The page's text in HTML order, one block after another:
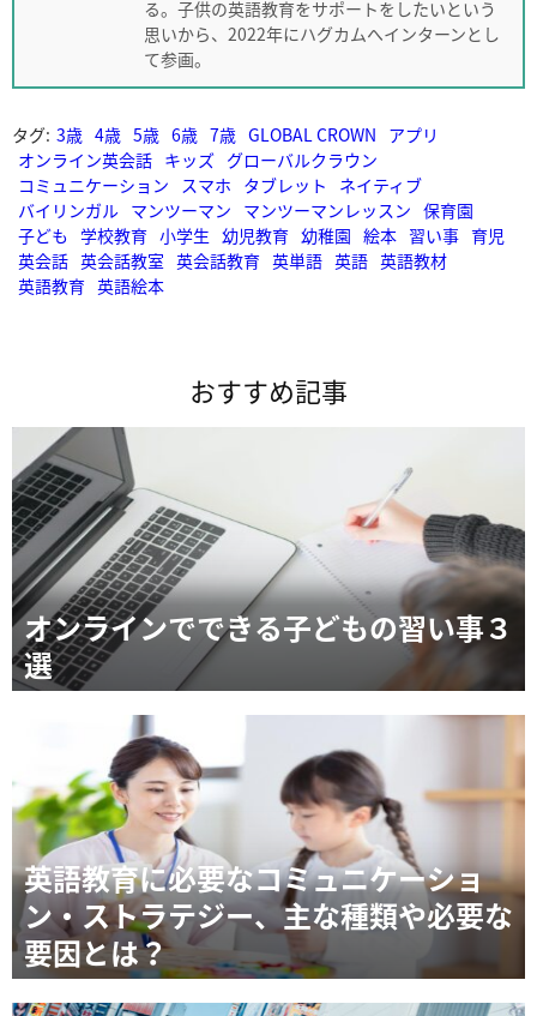
る。子供の英語教育をサポートをしたいという
思いから、2022年にハグカムへインターンとし
て参画。
タグ: 3歳 4歳 5歳 6歳 7歳 GLOBAL CROWN アプリ
オンライン英会話 キッズ グローバルクラウン
コミュニケーション
スマホ タブレット
ネイティブ
バイリンガル マンツーマン マンツーマンレッスン 保育園
子ども 学校教育 小学生 幼児教育 幼稚園 絵本 習い事 育児
英会話 英会話教室 英会話教育 英単語 英語 英語教材
英語教育 英語絵本
おすすめ記事
オンラインでできる子どもの習い事３
選
英語教育に必要なコミュニケーショ
ン・ストラテジー、主な種類や必要な
要因とは？